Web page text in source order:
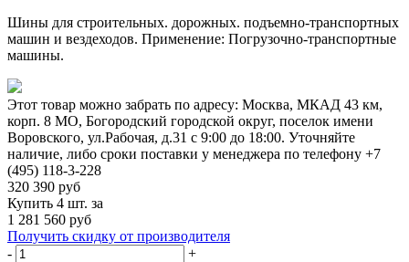
Шины для строительных. дорожных. подъемно-транспортных
машин и вездеходов. Применение: Погрузочно-транспортные
машины.
Этот товар можно забрать по адресу: Москва, МКАД 43 км,
корп. 8 МО, Богородский городской округ, поселок имени
Воровского, ул.Рабочая, д.31 с 9:00 до 18:00. Уточняйте
наличие, либо сроки поставки у менеджера по телефону +7
(495) 118-3-228
320 390 руб
Купить 4 шт. за
1 281 560 руб
Получить скидку от производителя
-
+